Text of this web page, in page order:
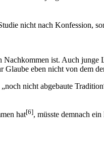
nicht nach Konfession,
ist. Auch
eben nicht von dem
nicht abgebaute
hat[6], müsste demnach